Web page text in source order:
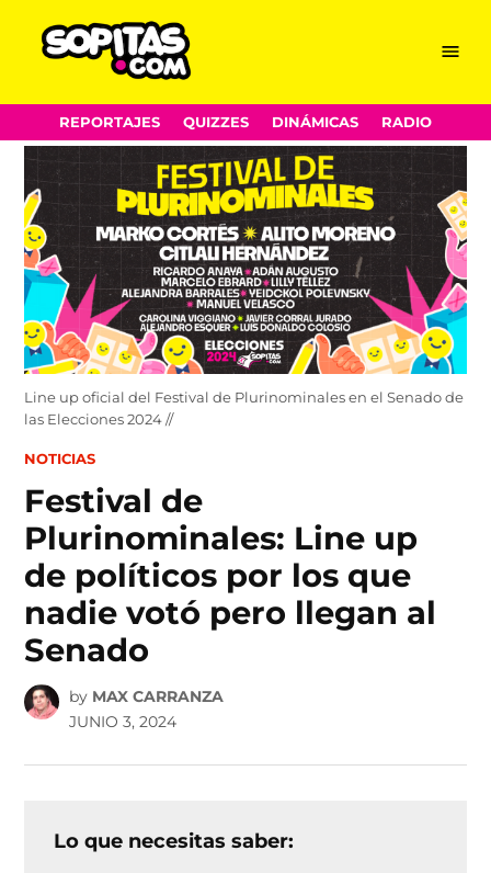
Skip
to
content
Menu
REPORTAJES QUIZZES DINÁMICAS RADIO
Line up oficial del Festival de Plurinominales en el Senado de
las Elecciones 2024 //
POSTED
NOTICIAS
Festival de
Plurinominales: Line up
de políticos por los que
nadie votó pero llegan al
Senado
by MAX CARRANZA
JUNIO 3, 2024
Lo que necesitas saber: